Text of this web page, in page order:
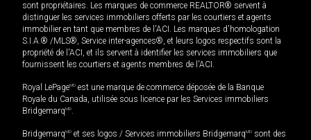
sont propriétaires. Les marques de commerce REALTOR® servent à
distinguer les services immobiliers offerts par les courtiers et agents
immobilier en tant que membres de l'ACI. Les marques d'homologation
S.I.A.® /MLS®, Service inter-agences®, et leurs logos respectifs sont la
propriété de l'ACI, et ils servent à identifier les services immobiliers que
fournissent les courtiers et agents membres de l'ACI.
Royal LePageMD est une marque de commerce déposée de la Banque
Royale du Canada, utilisée sous licence par les Services immobiliers
BridgemarqMD.
BridgemarqMD et ses logos / Services immobiliers BridgemarqMD sont des